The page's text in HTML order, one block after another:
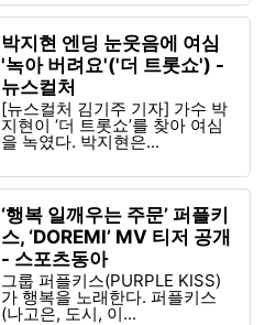
박지현 엔딩 눈웃음에 여심
'녹아 버려요'('더 트롯쇼') -
뉴스컬처
[뉴스컬처 김기주 기자] 가수 박
지현이 ‘더 트롯쇼’를 찾아 여심
을 녹였다. 박지현은...
‘행복 일깨우는 주문’ 퍼플키
스, ‘DOREMI’ MV 티저 공개
- 스포츠동아
그룹 퍼플키스(PURPLE KISS)
가 행복을 노래한다. 퍼플키스
(나고은, 도시, 이...